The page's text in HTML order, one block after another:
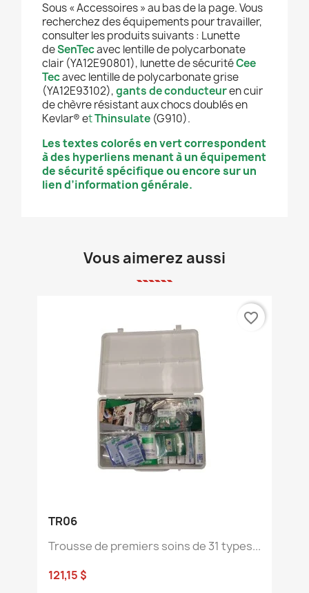
Sous « Accessoires » au bas de la page. Vous
recherchez des équipements pour travailler,
consulter les produits suivants: Lunette
deSenTecavec lentille de polycarbonate
clair (YA12E90801), lunette de sécuritéCee
Tecavec lentille de polycarbonate grise
(YA12E93102),gants de conducteuren cuir
de chèvre résistant aux chocs doublés en
Kevlar® etThinsulate (G910).
Les textes colorés en vert correspondent
à des hyperliens menant à un équipement
de sécurité spécifique ou encore sur un
lien d’information générale.
Vous aimerez aussi
TR06
Trousse de premiers soins de 31 types...
121,15 $
favorite_border